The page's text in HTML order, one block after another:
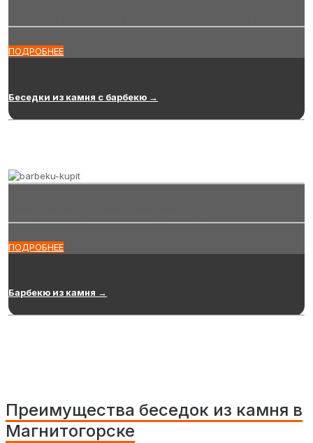
ПОДРОБНЕЕ
Беседки из камня с барбекю →
ПОДРОБНЕЕ
Барбекю из камня →
Преимущества беседок из камня в
Магнитогорске